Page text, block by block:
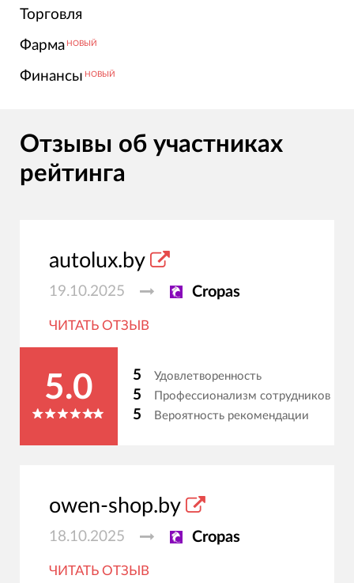
Торговля
Фарма НОВЫЙ
Финансы НОВЫЙ
Отзывы об участниках
рейтинга
autolux.by
19.10.2025 Cropas
ЧИТАТЬ ОТЗЫВ
5.0 5 Удовлетворенность
5 Профессионализм сотрудников
5 Вероятность рекомендации
owen-shop.by
18.10.2025 Cropas
ЧИТАТЬ ОТЗЫВ